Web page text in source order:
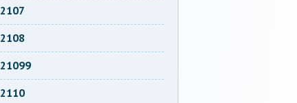
2107
2108
21099
2110